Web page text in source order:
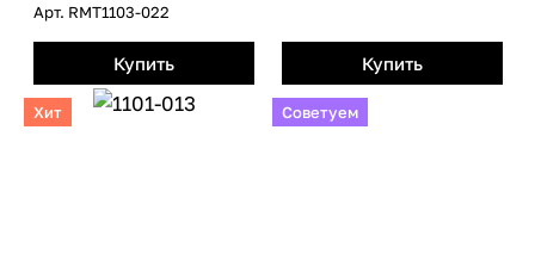
Арт. RMТ1103-022
Купить Купить
Хит Советуем